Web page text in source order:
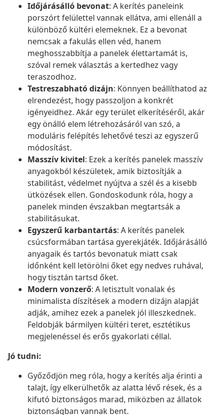
Időjárásálló bevonat: A kerítés paneleink
porszórt felülettel vannak ellátva, ami ellenáll a
különböző kültéri elemeknek. Ez a bevonat
nemcsak a fakulás ellen véd, hanem
meghosszabbítja a panelek élettartamát is,
szóval remek választás a kertedhez vagy
teraszodhoz.
Testreszabható dizájn: Könnyen beállíthatod az
elrendezést, hogy passzoljon a konkrét
igényeidhez. Akár egy terület elkerítéséről, akár
egy önálló elem létrehozásáról van szó, a
moduláris felépítés lehetővé teszi az egyszerű
módosítást.
Masszív kivitel: Ezek a kerítés panelek masszív
anyagokból készületek, amik biztosítják a
stabilitást, védelmet nyújtva a szél és a kisebb
ütközések ellen. Gondoskodunk róla, hogy a
panelek minden évszakban megtartsák a
stabilitásukat.
Egyszerű karbantartás: A kerítés panelek
csúcsformában tartása gyerekjáték. Időjárásálló
anyagaik és tartós bevonatuk miatt csak
időnként kell letörölni őket egy nedves ruhával,
hogy tisztán tartsd őket.
Modern vonzerő: A letisztult vonalak és
minimalista díszítések a modern dizájn alapját
adják, amihez ezek a panelek jól illeszkednek.
Feldobják bármilyen kültéri teret, esztétikus
megjelenéssel és erős gyakorlati céllal.
Jó tudni:
Győződjön meg róla, hogy a kerítés alja érinti a
talajt, így elkerülhetők az alatta lévő rések, és a
kifutó biztonságos marad, miközben az állatok
biztonságban vannak bent.